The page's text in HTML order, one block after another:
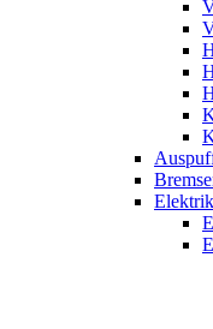
Elektrik